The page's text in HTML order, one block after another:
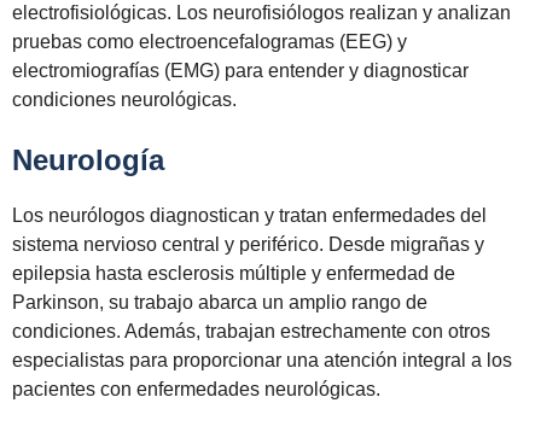
electrofisiológicas. Los neurofisiólogos realizan y analizan
pruebas como electroencefalogramas (EEG) y
electromiografías (EMG) para entender y diagnosticar
condiciones neurológicas.
Neurología
Los neurólogos diagnostican y tratan enfermedades del
sistema nervioso central y periférico. Desde migrañas y
epilepsia hasta esclerosis múltiple y enfermedad de
Parkinson, su trabajo abarca un amplio rango de
condiciones. Además, trabajan estrechamente con otros
especialistas para proporcionar una atención integral a los
pacientes con enfermedades neurológicas.